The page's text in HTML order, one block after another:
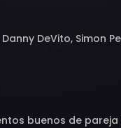
DeVito, Simon
Amanda
Bruno Lastra,
Narang, Abhijeet
buenos de